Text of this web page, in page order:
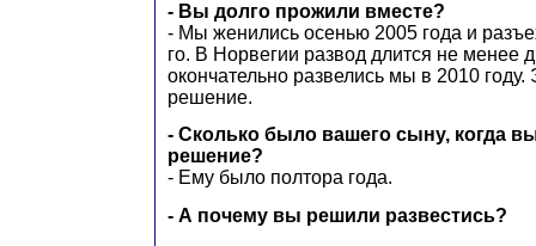
- Вы долго прожили вместе?
- Мы женились осенью 2005 года и
го. В Норвегии развод длится не менее
окончательно развелись мы в 2010
решение.
- Сколько было вашего сыну, когда
решение?
- Ему было полтора года.
- А почему вы решили развестись?